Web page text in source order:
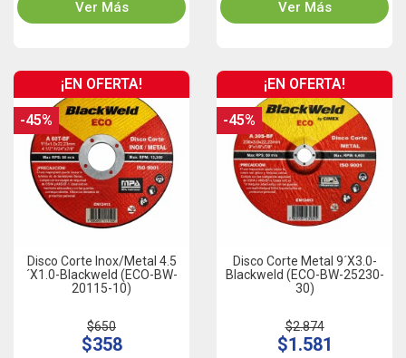
Ver Más Ver Más
Disco Corte Inox/Metal 4.5
´x1.0-Blackweld (ECO-BW-
20115-10)
$650
$358
¡EN OFERTA!
-45%
Disco Corte Metal 9´x3.0-
Blackweld (ECO-BW-25230-
30)
$2.874
$1.581
¡EN OFERTA!
-45%